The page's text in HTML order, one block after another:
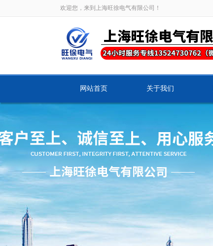
欢迎您，来到上海旺徐电气有限公司！
网站首页 关于我们